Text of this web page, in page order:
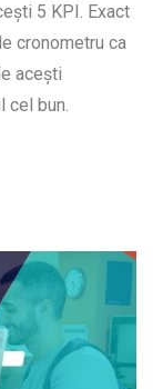
5 KPI. Exact
cronometru ca
acești
cel bun.